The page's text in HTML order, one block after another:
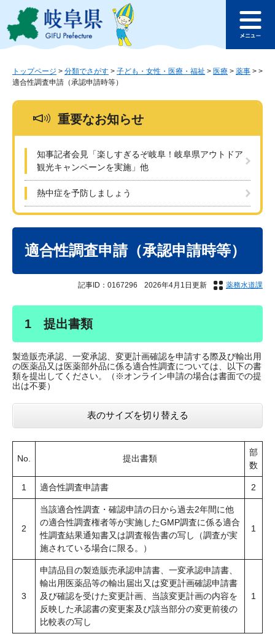
ジ
ュ
このページの本文へ
ュ
トップページ > 分類でさがす > 子ども・女性・医療・福祉 > 医療 > 薬事 > >
適合性調査申請（承認申請時等）
重要なお知らせ
知事記者会見「楽しすぎるぞ岐阜！岐阜県アウトドア
観光キャンペーンを実施」他
熱中症を予防しましょう
適合性調査申請（承認申請時等）
記事ID：0167296 2026年4月1日更新 薬務水道課
1 提出書類
製造販売承認、一変承認、変更計画確認を申請する際及び輸出用
の医薬品又は医薬部外品に係る適合性調査については、以下の書
類を提出してください。（※オンライン申請の場合は書面での提
出は不要）
表のサイズを切り替える
No. 提出書類
部
数
1 適合性調査申請書 2
2
当該適合性調査・確認申請の日から過去2年間に他
の適合性調査権者等が実施したGMP調査に係る適合
性調査結果通知書又は調査報告書の写し（調査が実
施されている場合に限る。）
1
3
申請品目の製造販売承認申請書、一変承認申請書、
輸出用医薬品等の輸出届出又は変更計画確認申請書
及び確認を受けた変更計画、当該変更計画の内容を
反映した承認書の変更案及び該当部分の変更前後の
比較表の写し
1